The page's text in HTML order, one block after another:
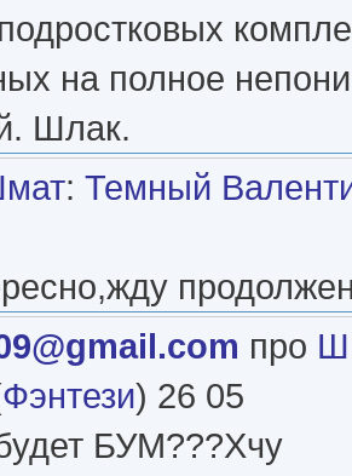
на полное
Шлак.
: Темный
про
Фэнтези) 26 05
БУМ???Хчу